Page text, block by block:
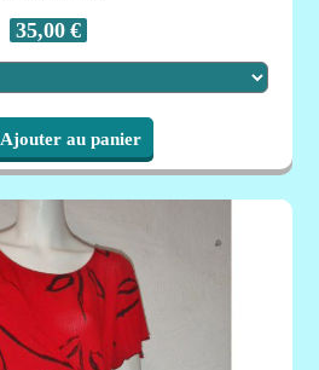
35,00 €
Ajouter au panier